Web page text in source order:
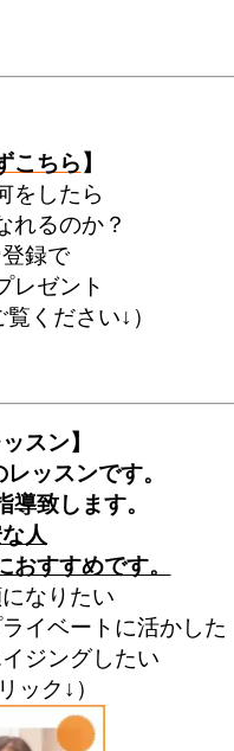
こちら 】
をしたら
れるのか？
録で
レゼント
ください↓）
スン】
ッスンです。
致します。
人
すすめです。
なりたい
イベートに活かした
ジングしたい
ック↓）